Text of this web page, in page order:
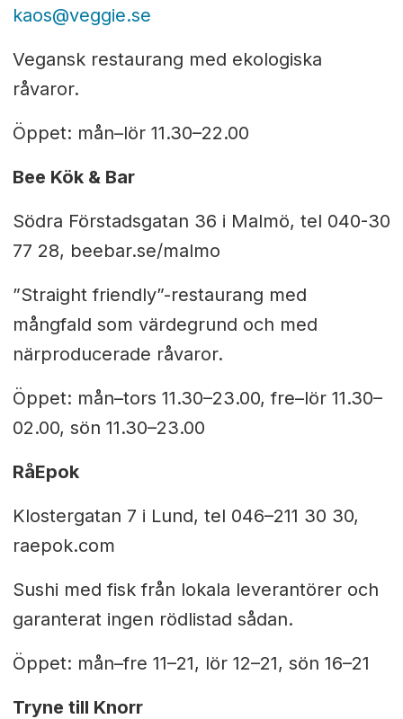
kaos@veggie.se
Vegansk restaurang med ekologiska
råvaror.
Öppet: mån–lör 11.30–22.00
Bee Kök & Bar
Södra Förstadsgatan 36 i Malmö, tel 040-30
77 28, beebar.se/malmo
”Straight friendly”-restaurang med
mångfald som värdegrund och med
närproducerade råvaror.
Öppet: mån–tors 11.30–23.00, fre–lör 11.30–
02.00, sön 11.30–23.00
RåEpok
Klostergatan 7 i Lund, tel 046–211 30 30,
raepok.com
Sushi med fisk från lokala leverantörer och
garanterat ingen rödlistad sådan.
Öppet: mån–fre 11–21, lör 12–21, sön 16–21
Tryne till Knorr